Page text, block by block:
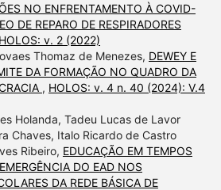
NO ENFRENTAMENTO À COVID-
DE REPARO DE RESPIRADORES
HOLOS: v. 2 (2022)
Thomaz de Menezes, DEWEY E
DA FORMAÇÃO NO QUADRO DA
, HOLOS: v. 4 n. 40 (2024): V.4
Holanda, Tadeu Lucas de Lavor
Chaves, Italo Ricardo de Castro
Ribeiro, EDUCAÇÃO EM TEMPOS
DO EAD NOS
DA REDE BÁSICA DE